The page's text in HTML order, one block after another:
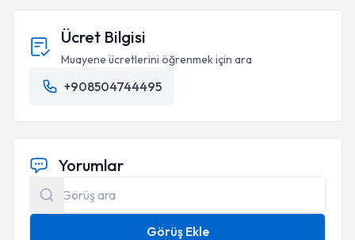
Ücret Bilgisi
Muayene ücretlerini öğrenmek için ara
+908504744495
Yorumlar
Görüş Ekle